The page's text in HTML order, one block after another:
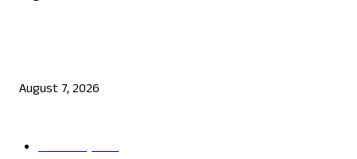
August 7, 2026
ತಾಜಾ ಸುದ್ದಿ 2865